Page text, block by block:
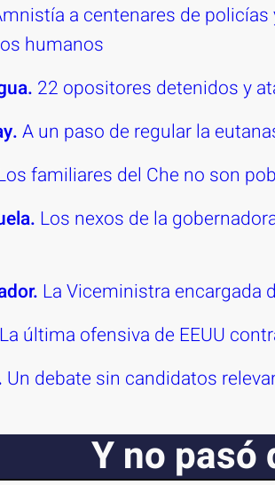
a centenares de
humanos
22 opositores detenidos y
A un paso de regular la
familiares del Che no son
Los nexos de la
La Viceministra encargada
La última ofensiva de EEUU
Un debate sin candidatos
Y no pasó